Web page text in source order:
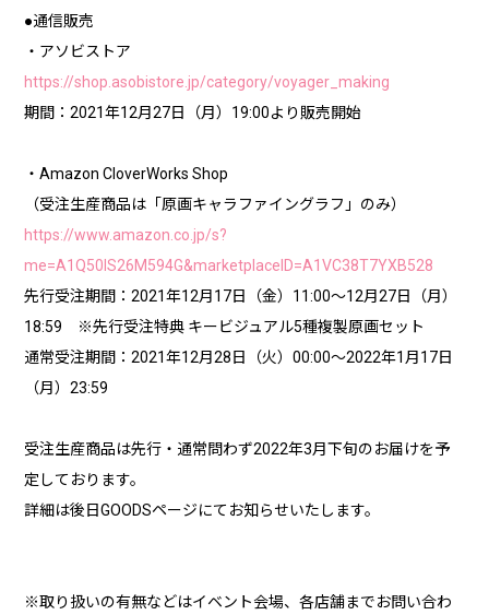
●通信販売
・アソビストア
https://shop.asobistore.jp/category/voyager_making
期間：2021年12月27日（月）19:00より販売開始
・Amazon CloverWorks Shop
（受注生産商品は「原画キャラファイングラフ」のみ）
https://www.amazon.co.jp/s?
me=A1Q50IS26M594G&marketplaceID=A1VC38T7YXB528
先行受注期間：2021年12月17日（金）11:00～12月27日（月）
18:59 ※先行受注特典 キービジュアル5種複製原画セット
通常受注期間：2021年12月28日（火）00:00～2022年1月17日
（月）23:59
受注生産商品は先行・通常問わず2022年3月下旬のお届けを予
定しております。
詳細は後日GOODSページにてお知らせいたします。
※取り扱いの有無などはイベント会場、各店舗までお問い合わ